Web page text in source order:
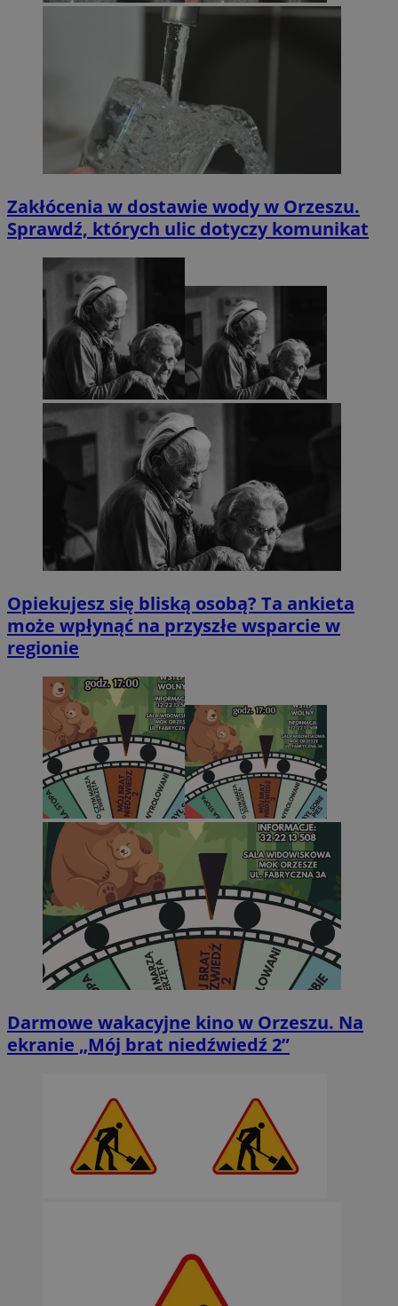
Zakłócenia w dostawie wody w Orzeszu.
Sprawdź, których ulic dotyczy komunikat
Opiekujesz się bliską osobą? Ta ankieta
może wpłynąć na przyszłe wsparcie w
regionie
Darmowe wakacyjne kino w Orzeszu. Na
ekranie „Mój brat niedźwiedź 2”